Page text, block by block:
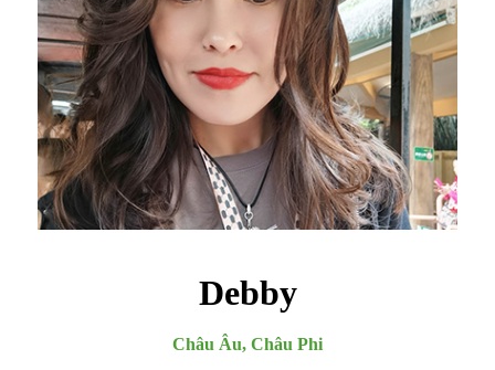
Debby
Châu Âu, Châu Phi